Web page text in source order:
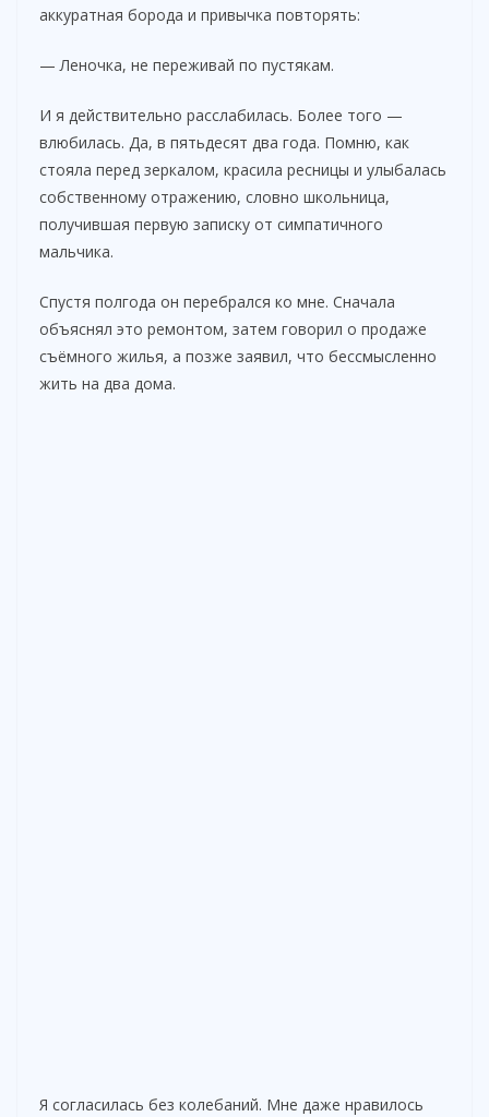
аккуратная борода и привычка повторять:
— Леночка, не переживай по пустякам.
И я действительно расслабилась. Более того —
влюбилась. Да, в пятьдесят два года. Помню, как
стояла перед зеркалом, красила ресницы и улыбалась
собственному отражению, словно школьница,
получившая первую записку от симпатичного
мальчика.
Спустя полгода он перебрался ко мне. Сначала
объяснял это ремонтом, затем говорил о продаже
съёмного жилья, а позже заявил, что бессмысленно
жить на два дома.
Я согласилась без колебаний. Мне даже нравилось